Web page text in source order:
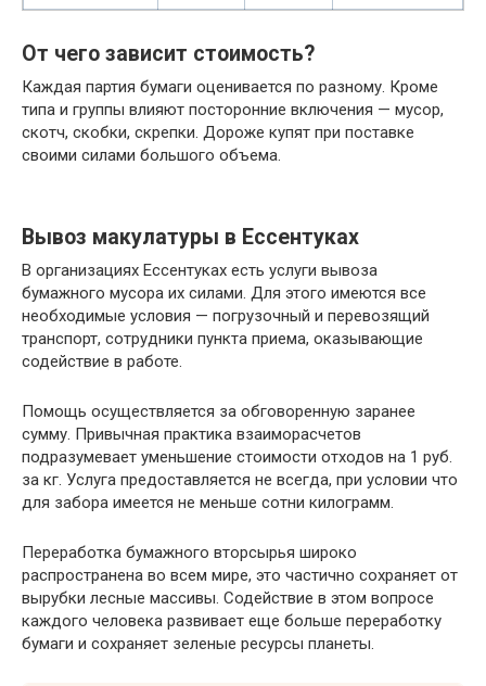
От чего зависит стоимость?
Каждая партия бумаги оценивается по разному. Кроме
типа и группы влияют посторонние включения — мусор,
скотч, скобки, скрепки. Дороже купят при поставке
своими силами большого объема.
Вывоз макулатуры в Ессентуках
В организациях Ессентуках есть услуги вывоза
бумажного мусора их силами. Для этого имеются все
необходимые условия — погрузочный и перевозящий
транспорт, сотрудники пункта приема, оказывающие
содействие в работе.
Помощь осуществляется за обговоренную заранее
сумму. Привычная практика взаиморасчетов
подразумевает уменьшение стоимости отходов на 1 руб.
за кг. Услуга предоставляется не всегда, при условии что
для забора имеется не меньше сотни килограмм.
Переработка бумажного вторсырья широко
распространена во всем мире, это частично сохраняет от
вырубки лесные массивы. Содействие в этом вопросе
каждого человека развивает еще больше переработку
бумаги и сохраняет зеленые ресурсы планеты.